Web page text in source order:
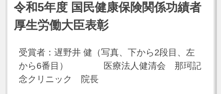
令和5年度 国民健康保険関係功績者
厚生労働大臣表彰
受賞者：遅野井 健（写真、下から2段目、左
から6番目）
医療法人健清会 那珂記
念クリニック 院長